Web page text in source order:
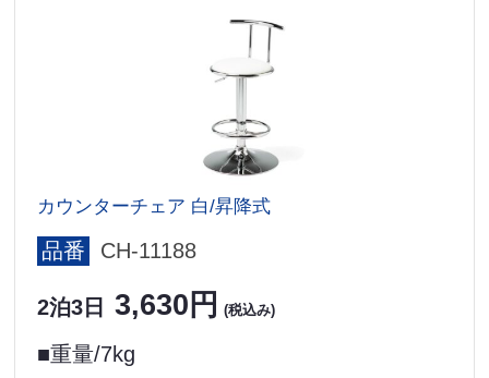
カウンターチェア 白/昇降式
品番 CH-11188
2泊3日 3,630円 (税込み)
■重量/7kg